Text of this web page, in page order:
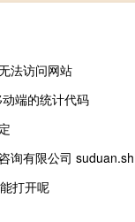
法访问网站
端的统计代码
询有限公司
打开呢